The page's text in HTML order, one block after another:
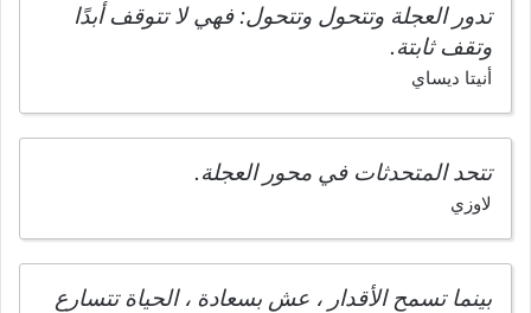
تدور العجلة وتتحول وتتحول: فهي لا تتوقف أبدًا
وتقف ثابتة.
أنيتا ديساي
تتحد المتحدثات في محور العجلة.
لاوزي
بينما تسمح الأقدار ، عش بسعادة ، الحياة تتسارع